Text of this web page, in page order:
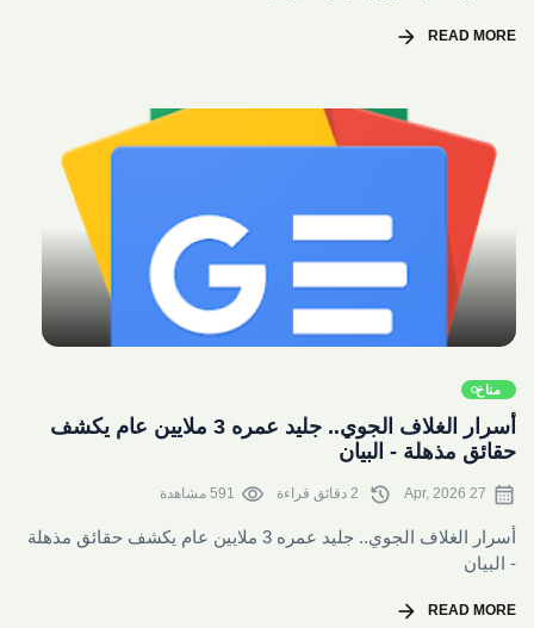
READ MORE
arrow_forward
مناخ
أسرار الغلاف الجوي.. جليد عمره 3 ملايين عام يكشف
حقائق مذهلة - البيان
calendar_month
27 Apr, 2026
history
visibility 591 مشاهدة
أسرار الغلاف الجوي.. جليد عمره 3 ملايين عام يكشف حقائق مذهلة
- البيان
READ MORE
arrow_forward